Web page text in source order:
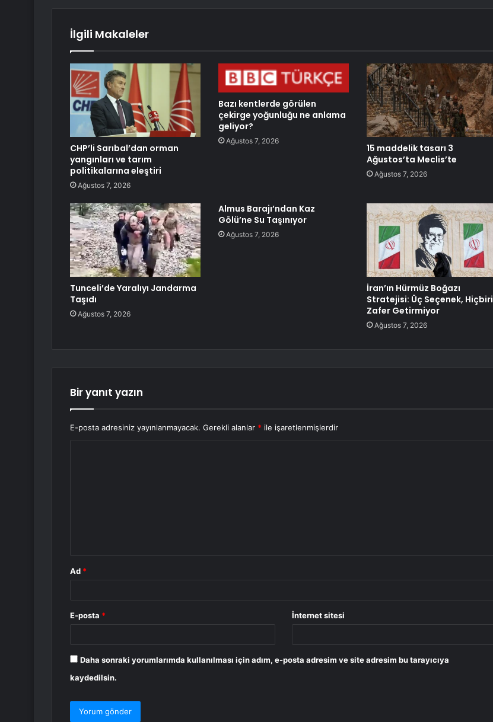
İlgili Makaleler
CHP’li Sarıbal’dan orman
yangınları ve tarım
politikalarına eleştiri
Ağustos 7, 2026
Bazı kentlerde görülen
çekirge yoğunluğu ne anlama
geliyor?
Ağustos 7, 2026
15 maddelik tasarı 3
Ağustos’ta Meclis’te
Ağustos 7, 2026
Tunceli’de Yaralıyı Jandarma
Taşıdı
Ağustos 7, 2026
Almus Barajı’ndan Kaz
Gölü’ne Su Taşınıyor
Ağustos 7, 2026
İran’ın Hürmüz Boğazı
Stratejisi: Üç Seçenek, Hiçbiri
Zafer Getirmiyor
Ağustos 7, 2026
Bir yanıt yazın
E-posta adresiniz yayınlanmayacak. Gerekli alanlar * ile işaretlenmişlerdir
Ad *
E-posta * İnternet sitesi
Daha sonraki yorumlarımda kullanılması için adım, e-posta adresim ve site adresim bu tarayıcıya
kaydedilsin.